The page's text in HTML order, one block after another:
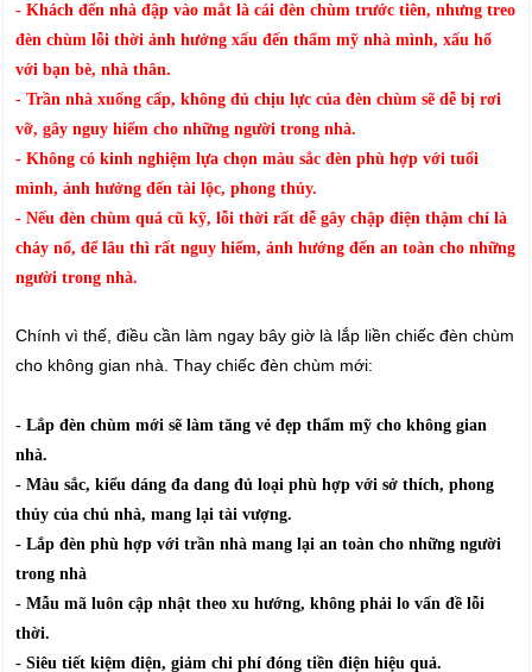
- Khách đến nhà đập vào mắt là cái đèn chùm trước tiên, nhưng treo
đèn chùm lỗi thời ảnh hưởng xấu đến thẩm mỹ nhà mình, xấu hổ
với bạn bè, nhà thân.
- Trần nhà xuống cấp, không đủ chịu lực của đèn chùm sẽ dễ bị rơi
vỡ, gây nguy hiểm cho những người trong nhà.
- Không có kinh nghiệm lựa chọn màu sắc đèn phù hợp với tuổi
mình, ảnh hưởng đến tài lộc, phong thủy.
- Nếu đèn chùm quá cũ kỹ, lỗi thời rất dễ gây chập điện thậm chí là
cháy nổ, để lâu thì rất nguy hiểm, ảnh hướng đến an toàn cho những
người trong nhà.
Chính vì thế, điều cần làm ngay bây giờ là lắp liền chiếc đèn chùm
cho không gian nhà. Thay chiếc đèn chùm mới:
- Lắp đèn chùm mới sẽ làm tăng vẻ đẹp thẩm mỹ cho không gian
nhà.
- Màu sắc, kiểu dáng đa dang đủ loại phù hợp với sở thích, phong
thủy của chủ nhà, mang lại tài vượng.
- Lắp đèn phù hợp với trần nhà mang lại an toàn cho những người
trong nhà
- Mẫu mã luôn cập nhật theo xu hướng, không phải lo vấn đề lỗi
thời.
- Siêu tiết kiệm điện, giảm chi phí đóng tiền điện hiệu quả.